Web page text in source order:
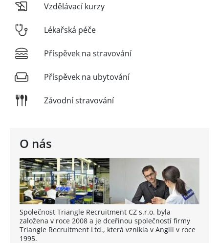
O nás
Společnost Triangle Recruitment CZ s.r.o. byla
založena v roce 2008 a je dceřinou společností firmy
Triangle Recruitment Ltd., která vznikla v Anglii v roce
1995.
Vzdělávací kurzy
Lékařská péče
Příspěvek na stravování
Příspěvek na ubytování
Závodní stravování